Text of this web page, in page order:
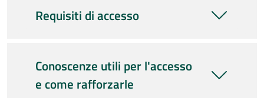
Requisiti di accesso
Conoscenze utili per l'accesso
e come rafforzarle